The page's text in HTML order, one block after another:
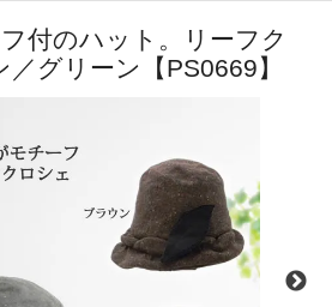
付のハット。リーフク
グリーン【PS0669】